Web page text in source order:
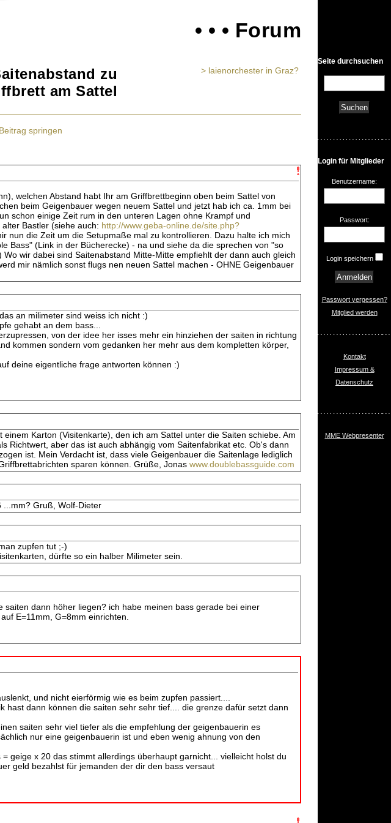
Seite durchsuchen
Login für Mitglieder
Benutzername:
Passwort:
Login speichern
Passwort vergessen?
Mitglied werden
Kontakt
Impressum &
Datenschutz
MME Webpresenter
• • • Forum
zu
am Sattel
> laienorchester in Graz?
springen
welchen Abstand habt Ihr am Griffbrettbeginn oben beim Sattel von
beim Geigenbauer wegen neuem Sattel und jetzt hab ich ca. 1mm bei
schon einige Zeit rum in den unteren Lagen ohne Krampf und
Bastler (siehe auch: http://www.geba-online.de/site.php?
nun die Zeit um die Setupmaße mal zu kontrollieren. Dazu halte ich mich
Bass" (Link in der Bücherecke) - na und siehe da die sprechen von "so
wir dabei sind Saitenabstand Mitte-Mitte empfiehlt der dann auch gleich
mir nämlich sonst flugs nen neuen Sattel machen - OHNE Geigenbauer
an milimeter sind weiss ich nicht :)
gehabt an dem bass...
von der idee her isses mehr ein hinziehen der saiten in richtung
kommen sondern vom gedanken her mehr aus dem kompletten körper,
deine eigentliche frage antworten können :)
Karton (Visitenkarte), den ich am Sattel unter die Saiten schiebe. Am
Richtwert, aber das ist auch abhängig vom Saitenfabrikat etc. Ob's dann
ist. Mein Verdacht ist, dass viele Geigenbauer die Saitenlage lediglich
sparen können. Grüße, Jonas www.doublebassguide.com
...mm? Gruß, Wolf-Dieter
zupfen tut ;-)
dürfte so ein halber Milimeter sein.
dann höher liegen? ich habe meinen bass gerade bei einer
E=11mm, G=8mm einrichten.
und nicht eierförmig wie es beim zupfen passiert....
dann können die saiten sehr sehr tief.... die grenze dafür setzt dann
saiten sehr viel tiefer als die empfehlung der geigenbauerin es
nur eine geigenbauerin ist und eben wenig ahnung von den
geige x 20 das stimmt allerdings überhaupt garnicht... vielleicht holst du
geld bezahlst für jemanden der dir den bass versaut